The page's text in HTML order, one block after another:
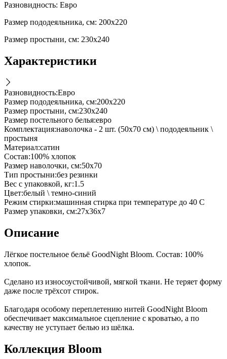
Разновидность: Евро
Размер пододеяльника, см: 200х220
Размер простыни, см: 230х240
Характеристики
Разновидность:Евро
Размер пододеяльника, см:200х220
Размер простыни, см:230х240
Размер постельного белья:евро
Комплектация:наволочка - 2 шт. (50х70 см) \ пододеяльник \
простыня
Материал:сатин
Состав:100% хлопок
Размер наволочки, см:50х70
Тип простыни:без резинки
Вес с упаковкой, кг:1.5
Цвет:белый \ темно-синий
Режим стирки:машинная стирка при температуре до 40 С
Размер упаковки, см:27х36х7
Описание
Лёгкое постельное бельё GoodNight Bloom. Состав: 100%
хлопок.
Сделано из износоустойчивой, мягкой ткани. Не теряет форму
даже после трёхсот стирок.
Благодаря особому переплетению нитей GoodNight Bloom
обеспечивает максимальное сцепление с кроватью, а по
качеству не уступает белью из шёлка.
Коллекция Bloom